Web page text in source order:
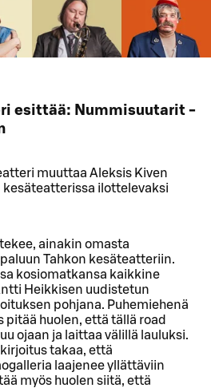
esittää: Nummisuutarit -
muuttaa Aleksis Kiven
kesäteatterissa ilottelevaksi
ainakin omasta
Tahkon kesäteatteriin.
kosiomatkansa kaikkine
Heikkisen uudistetun
pohjana. Puhemiehenä
pitää huolen, että tällä road
ojaan ja laittaa välillä lauluksi.
takaa, että
laajenee yllättäviin
myös huolen siitä, että